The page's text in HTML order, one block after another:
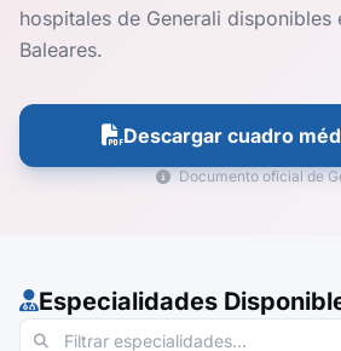
hospitales de Generali
Baleares.
Descargar cuadro
Documento oficial de
Especialidades